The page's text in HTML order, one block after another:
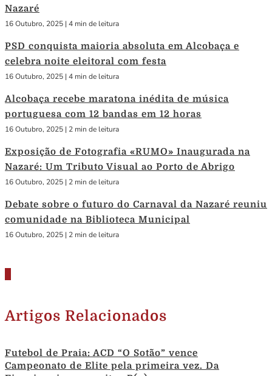
Nazaré
16 Outubro, 2025 | 4 min de leitura
PSD conquista maioria absoluta em Alcobaça e
celebra noite eleitoral com festa
16 Outubro, 2025 | 4 min de leitura
Alcobaça recebe maratona inédita de música
portuguesa com 12 bandas em 12 horas
16 Outubro, 2025 | 2 min de leitura
Exposição de Fotografia «RUMO» Inaugurada na
Nazaré: Um Tributo Visual ao Porto de Abrigo
16 Outubro, 2025 | 2 min de leitura
Debate sobre o futuro do Carnaval da Nazaré reuniu
comunidade na Biblioteca Municipal
16 Outubro, 2025 | 2 min de leitura
Artigos Relacionados
Futebol de Praia: ACD “O Sotão” vence
Campeonato de Elite pela primeira vez. Da